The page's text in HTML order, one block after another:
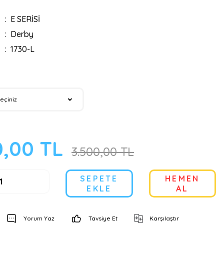
E SERİSİ
Derby
1730-L
TL 3.500,00 TL
SEPETE
EKLE
HEMEN
AL
Yorum Yaz Tavsiye Et Karşılaştır